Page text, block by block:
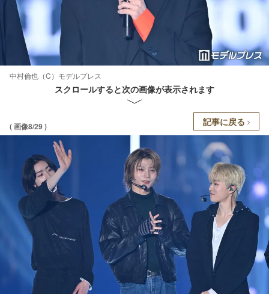
中村倫也（C）モデルプレス
スクロールすると次の画像が表示されます
( 画像8/29 ) 記事に戻る